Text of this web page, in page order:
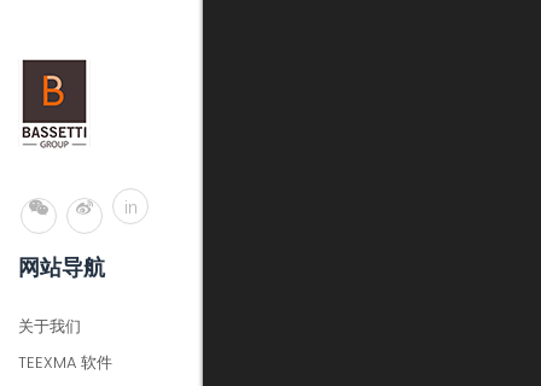
in
网站导航
关于我们
TEEXMA 软件